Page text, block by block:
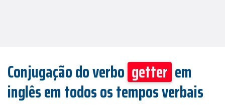
Conjugação do verbo getter em
inglês em todos os tempos verbais